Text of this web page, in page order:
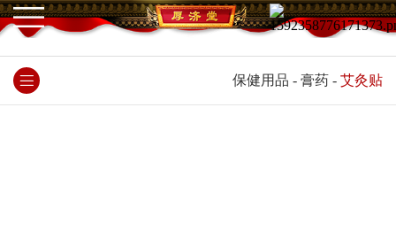
保健用品 - 膏药 - 艾灸贴